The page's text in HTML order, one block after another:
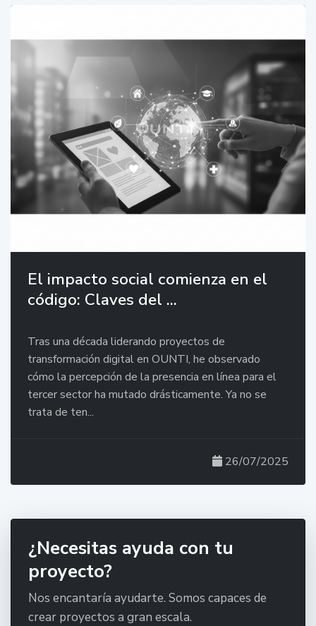
El impacto social comienza en el
código: Claves del ...
Tras una década liderando proyectos de
transformación digital en OUNTI, he observado
cómo la percepción de la presencia en línea para el
tercer sector ha mutado drásticamente. Ya no se
trata de ten...
26/07/2025
¿Necesitas ayuda con tu
proyecto?
Nos encantaría ayudarte. Somos capaces de
crear proyectos a gran escala.